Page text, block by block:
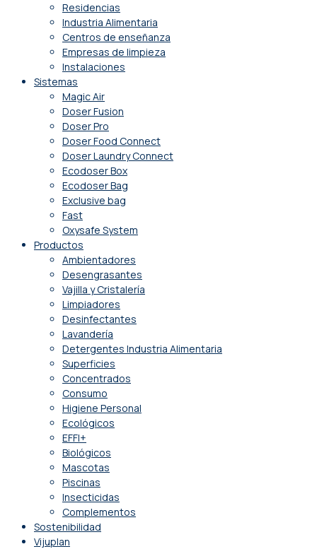
Residencias
Industria Alimentaria
Centros de enseñanza
Empresas de limpieza
Instalaciones
Sistemas
Magic Air
Doser Fusion
Doser Pro
Doser Food Connect
Doser Laundry Connect​
Ecodoser Box
Ecodoser Bag
Exclusive bag
Fast
Oxysafe System
Productos
Ambientadores
Desengrasantes
Vajilla y Cristalería
Limpiadores
Desinfectantes
Lavandería
Detergentes Industria Alimentaria
Superficies
Concentrados
Consumo
Higiene Personal
Ecológicos
EFFI+
Biológicos
Mascotas
Piscinas
Insecticidas
Complementos
Sostenibilidad
Vijuplan